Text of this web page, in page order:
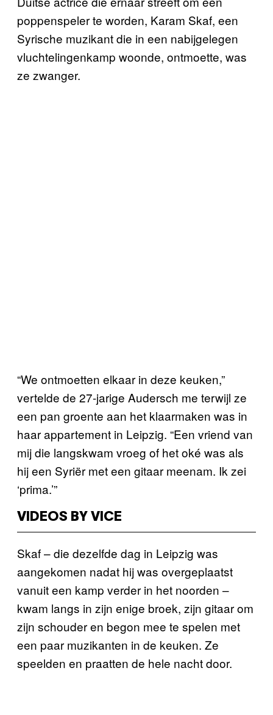
poppenspeler te worden, Karam Skaf, een
Syrische muzikant die in een nabijgelegen
vluchtelingenkamp woonde, ontmoette, was
ze zwanger.
“We ontmoetten elkaar in deze keuken,”
vertelde de 27-jarige Audersch me terwijl ze
een pan groente aan het klaarmaken was in
haar appartement in Leipzig. “Een vriend van
mij die langskwam vroeg of het oké was als
hij een Syriër met een gitaar meenam. Ik zei
‘prima.’”
VIDEOS BY VICE
Skaf – die dezelfde dag in Leipzig was
aangekomen nadat hij was overgeplaatst
vanuit een kamp verder in het noorden –
kwam langs in zijn enige broek, zijn gitaar om
zijn schouder en begon mee te spelen met
een paar muzikanten in de keuken. Ze
speelden en praatten de hele nacht door.